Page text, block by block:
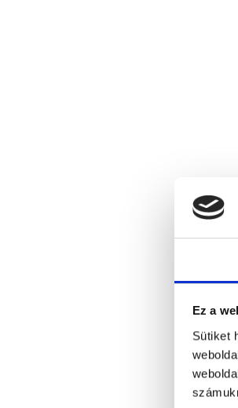
Ez a
Sütiket